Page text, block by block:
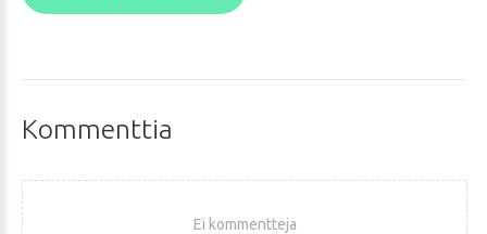
Kommenttia
Ei kommentteja